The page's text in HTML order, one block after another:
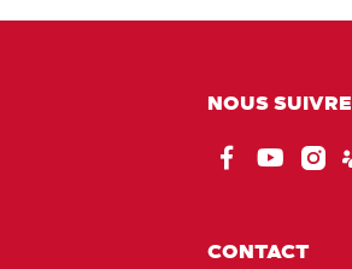
NOUS SUIVRE
CONTACT